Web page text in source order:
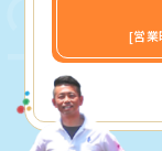
[営業